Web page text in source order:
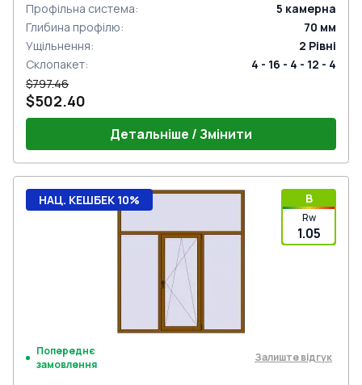
Профільна система: 5 камерна
Глибина профілю: 70 мм
Ущільнення: 2 Рівні
Склопакет:
4 - 16 - 4 - 12 - 4
$797.46
$502.40
Детальніше / Змінити
B
Rw
1.05
НАЦ. КЕШБЕК 10%
Попереднє
замовлення
Залиште відгук